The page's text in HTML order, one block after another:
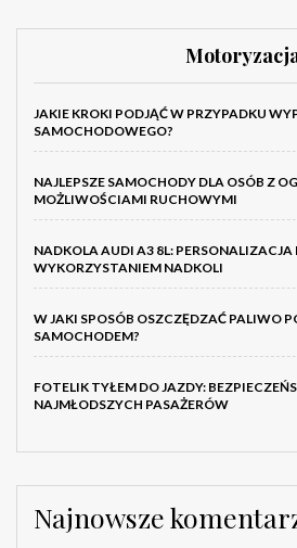
JAKIE KROKI PODJĄĆ W PRZYPADKU
SAMOCHODOWEGO?
NAJLEPSZE SAMOCHODY DLA OSÓB Z
MOŻLIWOŚCIAMI RUCHOWYMI
NADKOLA AUDI A3 8L:
WYKORZYSTANIEM NADKOLI
W JAKI SPOSÓB OSZCZĘDZAĆ PALIWO
SAMOCHODEM?
FOTELIK TYŁEM DO JAZDY:
NAJMŁODSZYCH PASAŻERÓW
Najnowsze